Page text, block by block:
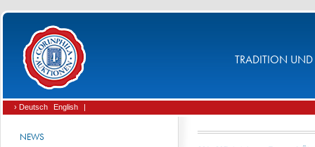
TRADITION UND
› Deutsch English |
NEWS